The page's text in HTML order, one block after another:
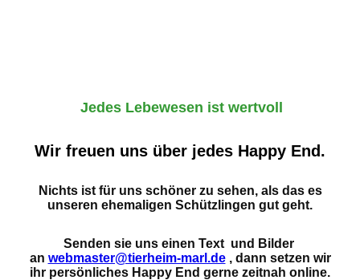
Jedes Lebewesen ist wertvoll
Wir freuen uns über jedes Happy End.
Nichts ist für uns schöner zu sehen, als das es
unseren ehemaligen Schützlingen gut geht.
Senden sie uns einen Text und Bilder
an webmaster@tierheim-marl.de, dann setzen wir
ihr persönliches Happy End gerne zeitnah online.